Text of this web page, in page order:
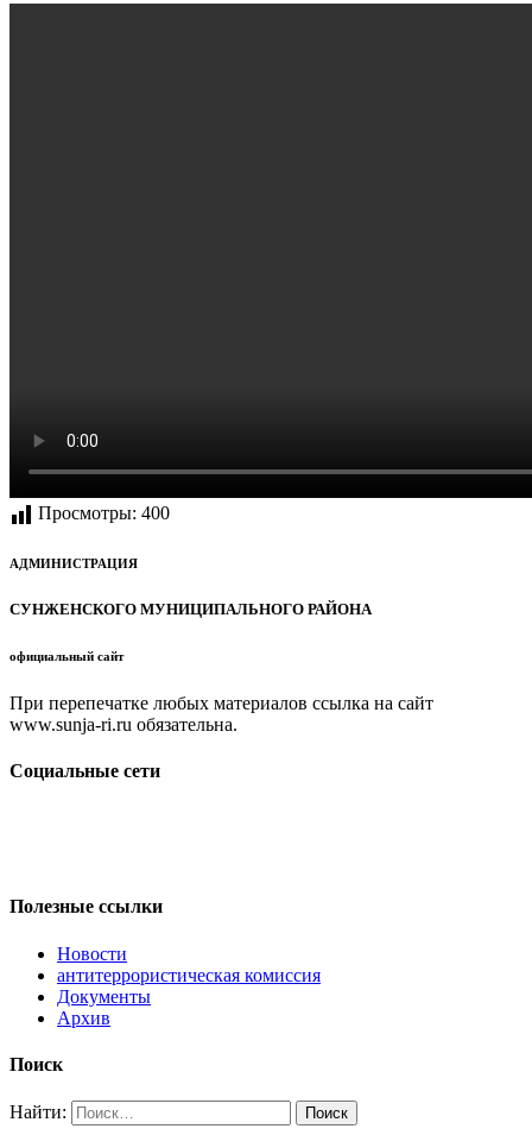
Просмотры: 400
АДМИНИСТРАЦИЯ
СУНЖЕНСКОГО МУНИЦИПАЛЬНОГО РАЙОНА
официальный сайт
При перепечатке любых материалов ссылка на сайт
www.sunja-ri.ru обязательна.
Социальные сети
Полезные ссылки
Новости
антитеррористическая комиссия
Документы
Архив
Поиск
Найти: